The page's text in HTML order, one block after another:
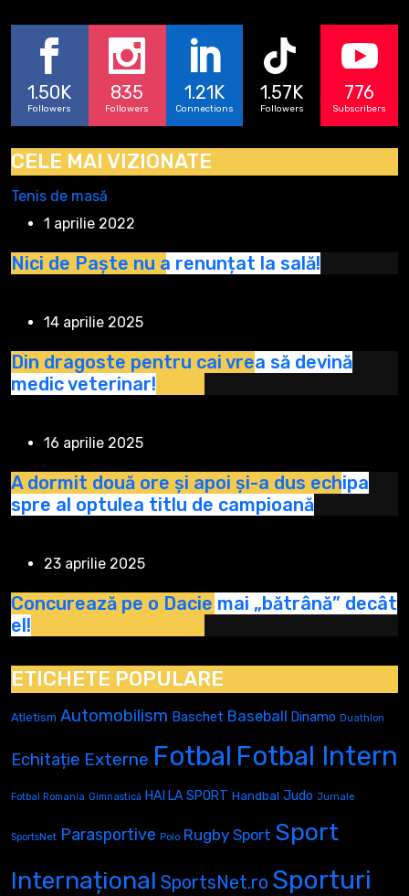
1.50K
Followers
835
Followers
1.21K
Connections
1.57K
Followers
776
Subscribers
CELE MAI VIZIONATE
Tenis de masă
1 aprilie 2022
Nici de Paște nu a renunțat la sală!
14 aprilie 2025
Din dragoste pentru cai vrea să devină
medic veterinar!
16 aprilie 2025
A dormit două ore și apoi și-a dus echipa
spre al optulea titlu de campioană
23 aprilie 2025
Concurează pe o Dacie mai „bătrână” decât
el!
ETICHETE POPULARE
Atletism Automobilism Baschet Baseball Dinamo Duathlon
Echitație Externe Fotbal Fotbal Intern
Fotbal Romania Gimnastică HAI LA SPORT Handbal Judo Jurnale
SportsNet Parasportive Polo Rugby Sport Sport
Internațional SportsNet.ro Sporturi